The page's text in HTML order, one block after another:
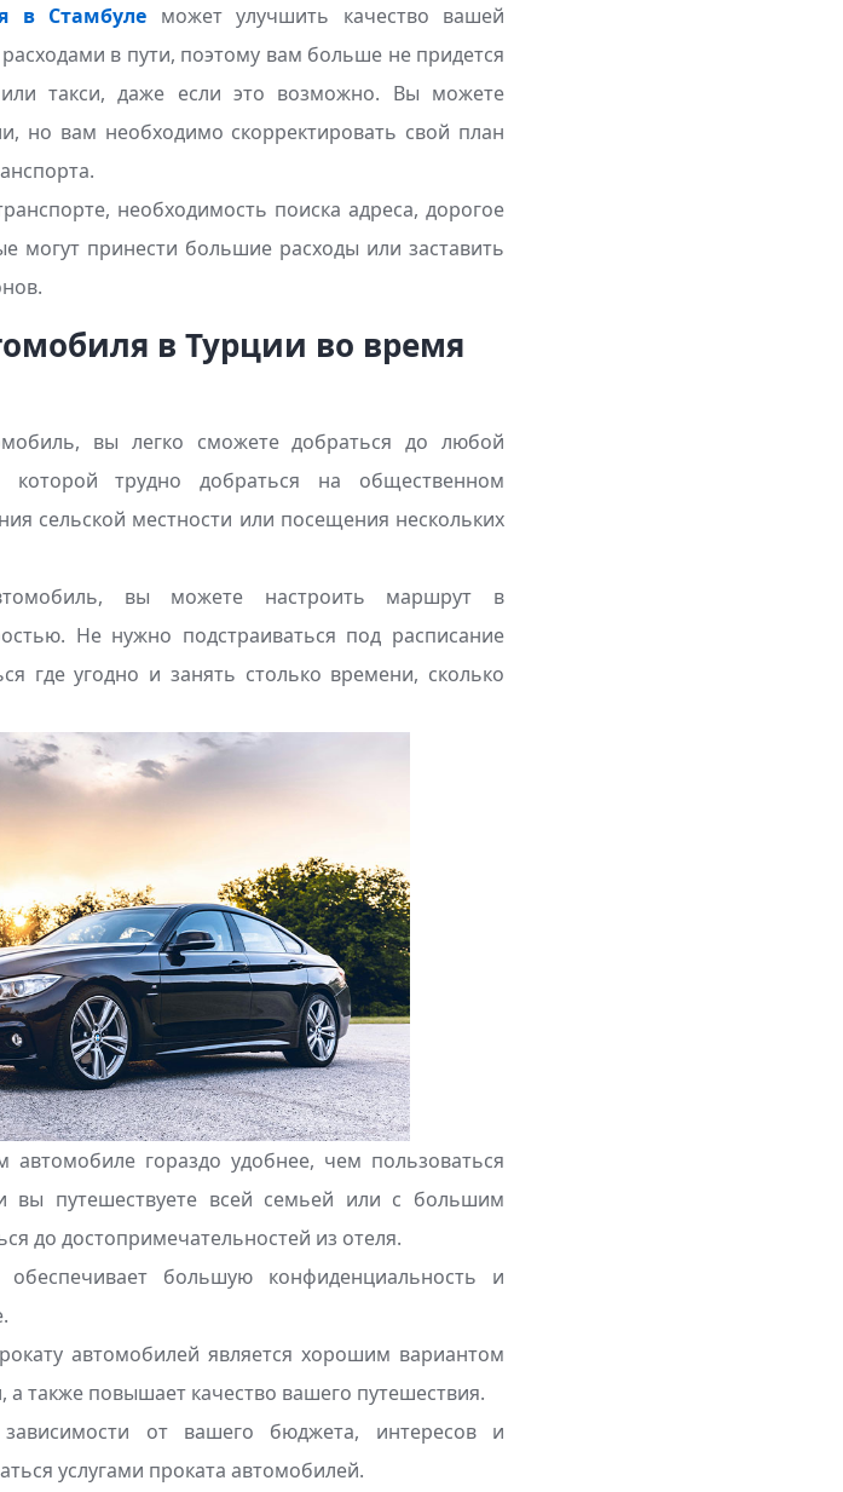
в Стамбуле может улучшить качество вашей
в пути, поэтому вам больше не придется
такси, даже если это возможно. Вы можете
но вам необходимо скорректировать свой план
необходимость поиска адреса, дорогое
могут принести большие расходы или заставить
в Турции во время
вы легко сможете добраться до любой
которой трудно добраться на общественном
сельской местности или посещения нескольких
вы можете настроить маршрут в
Не нужно подстраиваться под расписание
где угодно и занять столько времени, сколько
автомобиле гораздо удобнее, чем пользоваться
вы путешествуете всей семьей или с большим
до достопримечательностей из отеля.
большую конфиденциальность и
автомобилей является хорошим вариантом
также повышает качество вашего путешествия.
от вашего бюджета, интересов и
услугами проката автомобилей.